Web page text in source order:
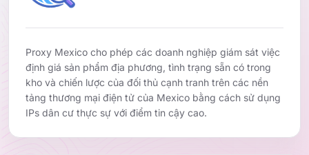
Proxy Mexico cho phép các doanh nghiệp giám sát việc
định giá sản phẩm địa phương, tình trạng sẵn có trong
kho và chiến lược của đối thủ cạnh tranh trên các nền
tảng thương mại điện tử của Mexico bằng cách sử dụng
IPs dân cư thực sự với điểm tin cậy cao.